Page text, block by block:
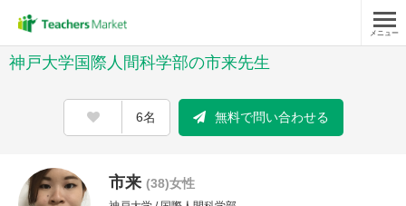
メニュー
神戸大学国際人間科学部の市来先生
6名 無料で問い合わせる
市来 (38)女性